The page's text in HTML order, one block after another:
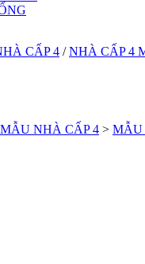
CẤP 4 /NHÀ CẤP 4
MẪU NHÀ CẤP 4 > MẪU